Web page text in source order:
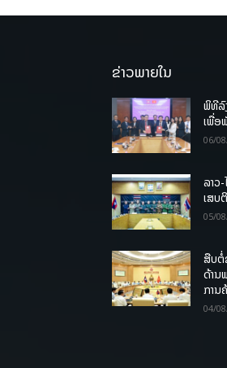
ຂ່າວພາຍໃນ
ພິທີລົ
ເພື່ອ
06/
ລາວ
ເສບ
05/
ສືບຕໍ່
ດ້ານ
ການ
04/